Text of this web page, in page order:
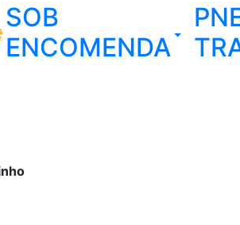
SOB
ENCOMENDA